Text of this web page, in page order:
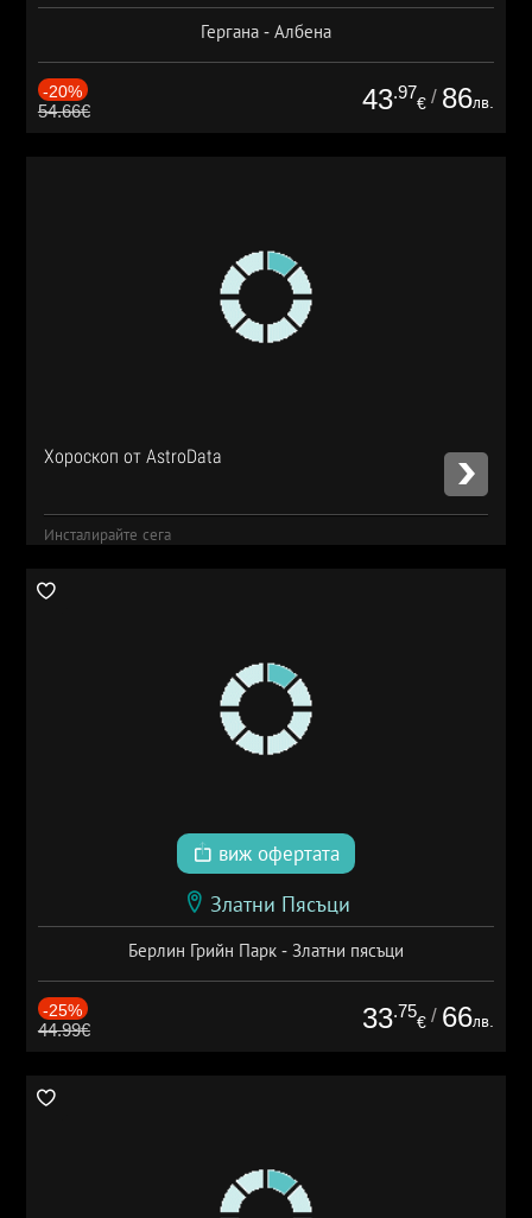
Гергана - Албена
-20%
54.66€ 43.97
€ / 86лв.
Хороскоп от AstroData
Инсталирайте сега
виж офертата
Златни Пясъци
Берлин Грийн Парк - Златни пясъци
-25%
44.99€ 33.75
€ / 66лв.